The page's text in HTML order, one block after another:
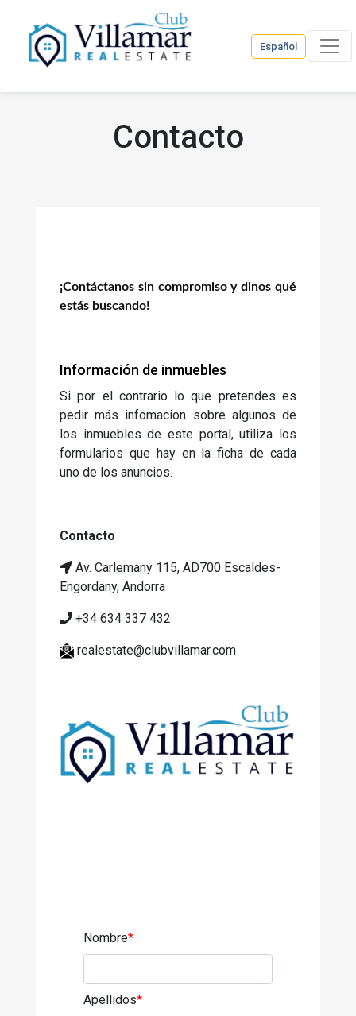
Español
Contacto
¡Contáctanos sin compromiso y dinos qué
estás buscando!
Información de inmuebles
Si por el contrario lo que pretendes es
pedir más infomacion sobre algunos de
los inmuebles de este portal, utiliza los
formularios que hay en la ficha de cada
uno de los anuncios.
Contacto
Av. Carlemany 115, AD700 Escaldes-
Engordany, Andorra
+34 634 337 432
realestate@clubvillamar.com
Nombre*
Apellidos*